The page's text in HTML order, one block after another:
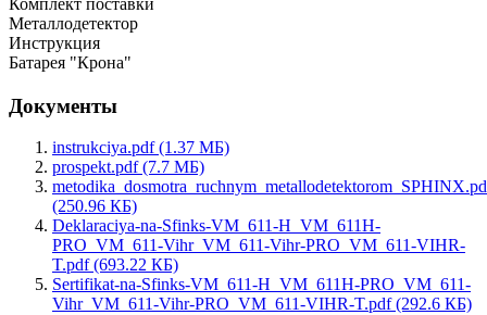
Металлодетектор
Инструкция
Батарея "Крона"
Документы
instrukciya.pdf (1.37 МБ)
prospekt.pdf (7.7 МБ)
(250.96 КБ)
Deklaraciya-na-Sfinks-VM_611-H_VM_611H-
PRO_VM_611-Vihr_VM_611-Vihr-PRO_VM_611-VIHR-
T.pdf (693.22 КБ)
Sertifikat-na-Sfinks-VM_611-H_VM_611H-PRO_VM_611-
Vihr_VM_611-Vihr-PRO_VM_611-VIHR-T.pdf (292.6 КБ)